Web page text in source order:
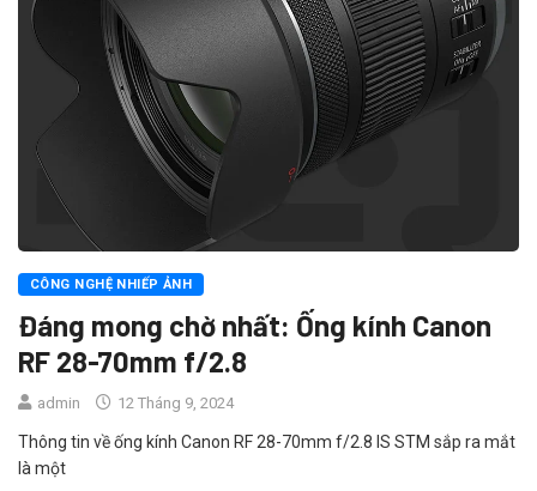
CÔNG NGHỆ NHIẾP ẢNH
Đáng mong chờ nhất: Ống kính Canon
RF 28-70mm f/2.8
admin 12 Tháng 9, 2024
Thông tin về ống kính Canon RF 28-70mm f/2.8 IS STM sắp ra mắt
là một